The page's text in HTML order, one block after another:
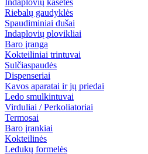
Indaplovių kasetės
Riebalų gaudyklės
Spaudiminiai dušai
Indaplovių plovikliai
Baro įranga
Kokteiliniai trintuvai
Sulčiaspaudės
Dispenseriai
Kavos aparatai ir jų priedai
Ledo smulkintuvai
Virduliai / Perkoliatoriai
Termosai
Baro įrankiai
Kokteilinės
Ledukų formelės